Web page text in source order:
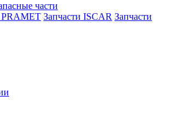
части
PRAMET Запчасти ISCAR Запчасти